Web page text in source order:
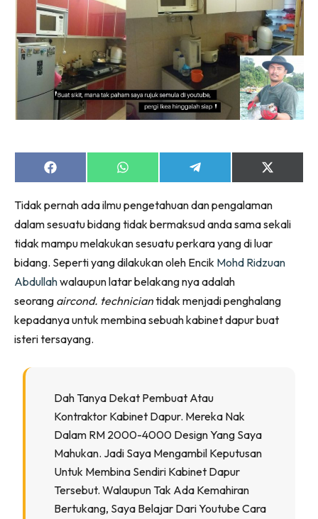
Bilik Air
Bilik Tidur
Dapur
Ruang Makan
Make Over
Bilik Air
Ruang Makan
Menarik Lagi
Casa Impiana
Impiana Makeover
Makeover Ruang Selebriti
Destinasi
Landed
Video
Beli Di Mana
Buat Sendiri
Ilham Impiana
Ilham Impiana 360
Ilham Impiana Inspirasi Selebriti
Share
on
Share
on
Share
on
Share
on
(Twitter)
Tidak pernah ada ilmu pengetahuan dan pengalaman
dalam sesuatu bidang tidak bermaksud anda sama sekali
tidak mampu melakukan sesuatu perkara yang di luar
bidang. Seperti yang dilakukan oleh Encik Mohd Ridzuan
Abdullahwalaupun latar belakang nya adalah
seorang aircond. techniciantidak menjadi penghalang
kepadanya untuk membina sebuah kabinet dapur buat
isteri tersayang.
Dah Tanya Dekat Pembuat Atau
Kontraktor Kabinet Dapur. Mereka Nak
Dalam RM 2000-4000 Design Yang Saya
Mahukan. Jadi Saya Mengambil Keputusan
Untuk Membina Sendiri Kabinet Dapur
Tersebut. Walaupun Tak Ada Kemahiran
Bertukang, Saya Belajar Dari Youtube Cara